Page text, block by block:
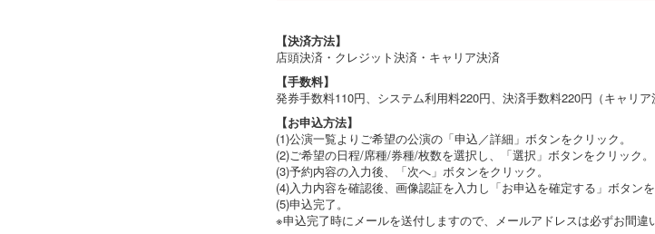
【決済方法】
店頭決済・クレジット決済・キャリア決済
【手数料】
発券手数料110円、システム利用料220円、決済手数料220円（キャリア
【お申込方法】
(1)公演一覧よりご希望の公演の「申込／詳細」ボタンをクリック。
(2)ご希望の日程/席種/券種/枚数を選択し、「選択」ボタンをクリック。
(3)予約内容の入力後、「次へ」ボタンをクリック。
(4)入力内容を確認後、画像認証を入力し「お申込を確定する」ボタンを
(5)申込完了。
※申込完了時にメールを送付しますので、メールアドレスは必ずお間違